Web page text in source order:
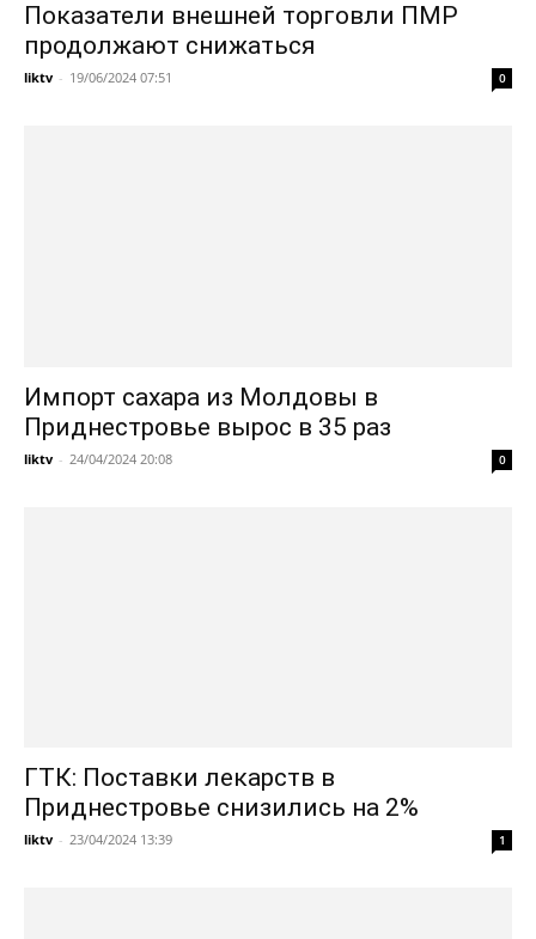
Показатели внешней торговли ПМР
продолжают снижаться
liktv - 19/06/2024 07:51 0
Импорт сахара из Молдовы в
Приднестровье вырос в 35 раз
liktv - 24/04/2024 20:08 0
ГТК: Поставки лекарств в
Приднестровье снизились на 2%
liktv - 23/04/2024 13:39 1